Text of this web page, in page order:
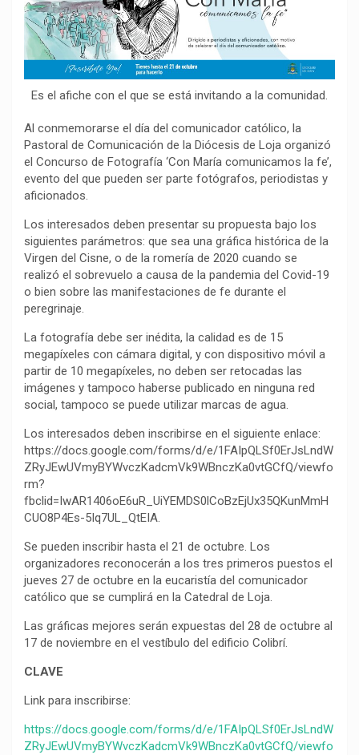
o
k
p
p
a
m
n
k
r
Es el afiche con el que se está invitando a la comunidad.
Al conmemorarse el día del comunicador católico, la
Pastoral de Comunicación de la Diócesis de Loja organizó
el Concurso de Fotografía ‘Con María comunicamos la fe’,
evento del que pueden ser parte fotógrafos, periodistas y
aficionados.
Los interesados deben presentar su propuesta bajo los
siguientes parámetros: que sea una gráfica histórica de la
Virgen del Cisne, o de la romería de 2020 cuando se
realizó el sobrevuelo a causa de la pandemia del Covid-19
o bien sobre las manifestaciones de fe durante el
peregrinaje.
La fotografía debe ser inédita, la calidad es de 15
megapíxeles con cámara digital, y con dispositivo móvil a
partir de 10 megapíxeles, no deben ser retocadas las
imágenes y tampoco haberse publicado en ninguna red
social, tampoco se puede utilizar marcas de agua.
Los interesados deben inscribirse en el siguiente enlace:
https://docs.google.com/forms/d/e/1FAIpQLSf0ErJsLndW
ZRyJEwUVmyBYWvczKadcmVk9WBnczKa0vtGCfQ/viewfo
rm?
fbclid=IwAR1406oE6uR_UiYEMDS0lCoBzEjUx35QKunMmH
CUO8P4Es-5Iq7UL_QtEIA.
Se pueden inscribir hasta el 21 de octubre. Los
organizadores reconocerán a los tres primeros puestos el
jueves 27 de octubre en la eucaristía del comunicador
católico que se cumplirá en la Catedral de Loja.
Las gráficas mejores serán expuestas del 28 de octubre al
17 de noviembre en el vestíbulo del edificio Colibrí.
CLAVE
Link para inscribirse:
https://docs.google.com/forms/d/e/1FAIpQLSf0ErJsLndW
ZRyJEwUVmyBYWvczKadcmVk9WBnczKa0vtGCfQ/viewfo